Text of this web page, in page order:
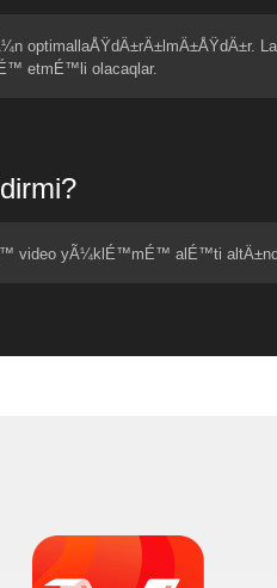
etmÉ™li olacaqlar.
video yÃ¼klÉ™mÉ™ alÉ™ti